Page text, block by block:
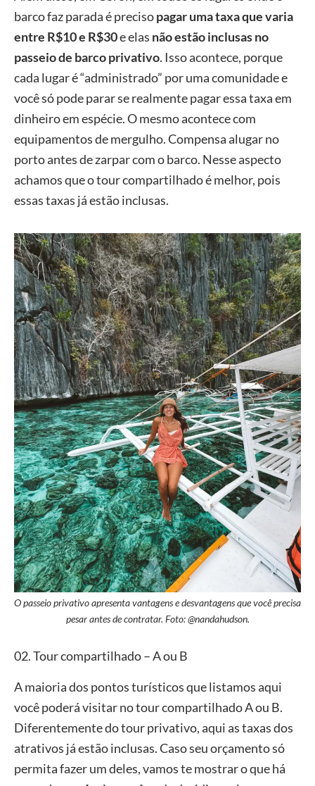
barco faz parada é precisopagar uma taxa que varia
entre R$10 e R$30e elas não estão inclusas no
passeio de barco privativo. Isso acontece, porque
cada lugar é “administrado” por uma comunidade e
você só pode parar se realmente pagar essa taxa em
dinheiro em espécie. O mesmo acontece com
equipamentos de mergulho. Compensa alugar no
porto antes de zarpar com o barco. Nesse aspecto
achamos que o tour compartilhado é melhor, pois
essas taxas já estão inclusas.
O passeio privativo apresenta vantagens e desvantagens que você precisa
pesar antes de contratar. Foto: @nandahudson.
02. Tour compartilhado – A ou B
A maioria dos pontos turísticos que listamos aqui
você poderá visitar no tour compartilhado A ou B.
Diferentemente do tour privativo, aqui as taxas dos
atrativos já estão inclusas. Caso seu orçamento só
permita fazer um deles, vamos te mostrar o que há